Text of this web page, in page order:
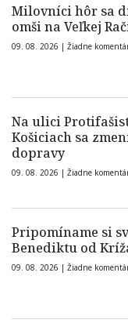
Milovníci hôr sa
omši na Veľkej
09. 08. 2026 | Žiadne
Na ulici
Košiciach sa
dopravy
09. 08. 2026 | Žiadne
Pripomíname si
Benediktu od
09. 08. 2026 | Žiadne